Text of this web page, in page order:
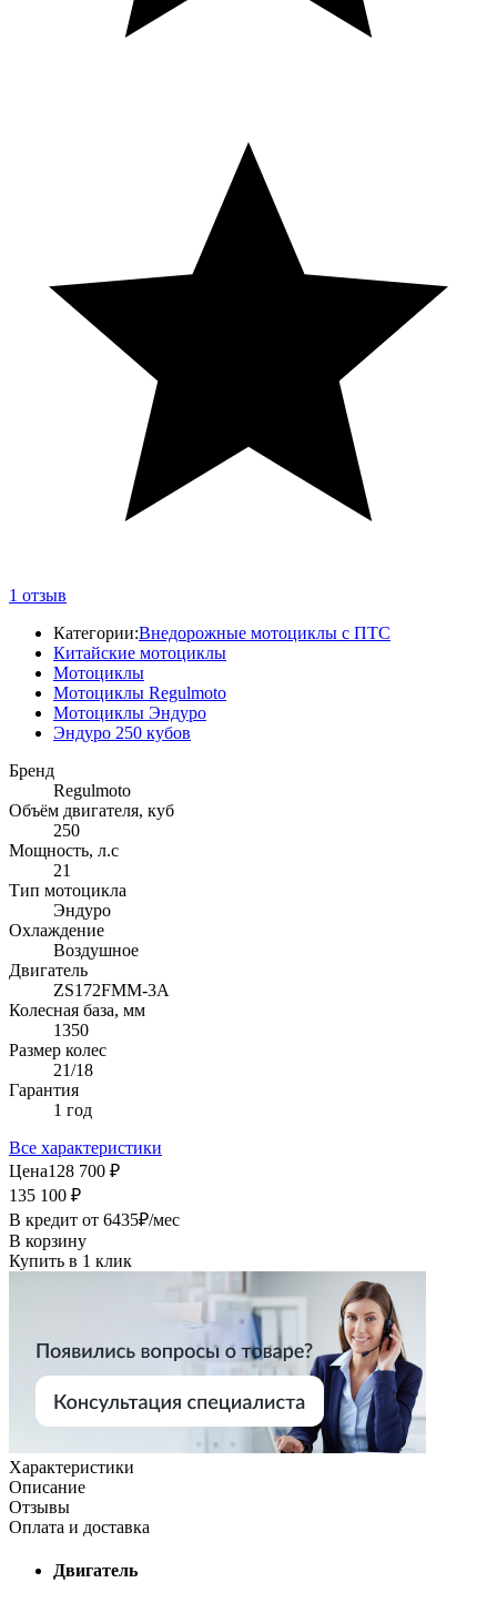
1 отзыв
Категории:Внедорожные мотоциклы с ПТС
Китайские мотоциклы
Мотоциклы
Мотоциклы Regulmoto
Мотоциклы Эндуро
Эндуро 250 кубов
Бренд
Regulmoto
Объём двигателя, куб
250
Мощность, л.с
21
Тип мотоцикла
Эндуро
Охлаждение
Воздушное
Двигатель
ZS172FMM-3A
Колесная база, мм
1350
Размер колес
21/18
Гарантия
1 год
Все характеристики
Цена128 700 ₽
135 100 ₽
В кредит от 6435₽/мес
В корзину
Купить в 1 клик
Характеристики
Описание
Отзывы
Оплата и доставка
Двигатель